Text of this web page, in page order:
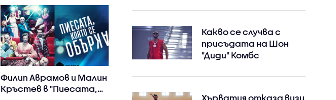
Филип Аврамов и Малин
Кръстев в "Пиесата,
Какво се случва с
присъдата на Шон
"Диди" Комбс
Хърватия отказа визи